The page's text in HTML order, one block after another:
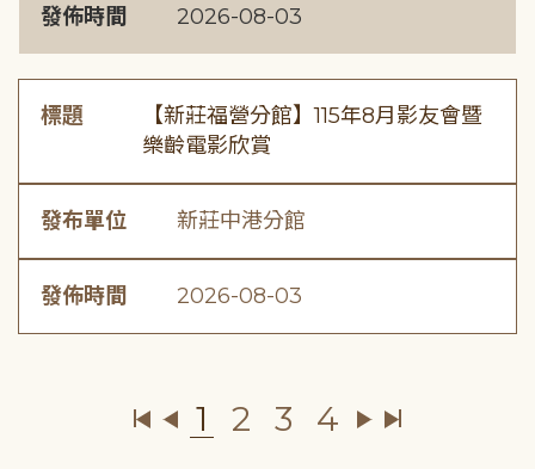
發佈時間 2026-08-03
標題
【新莊福營分館】115年8月影友會暨
樂齡電影欣賞
發布單位 新莊中港分館
發佈時間 2026-08-03
1 2 3 4